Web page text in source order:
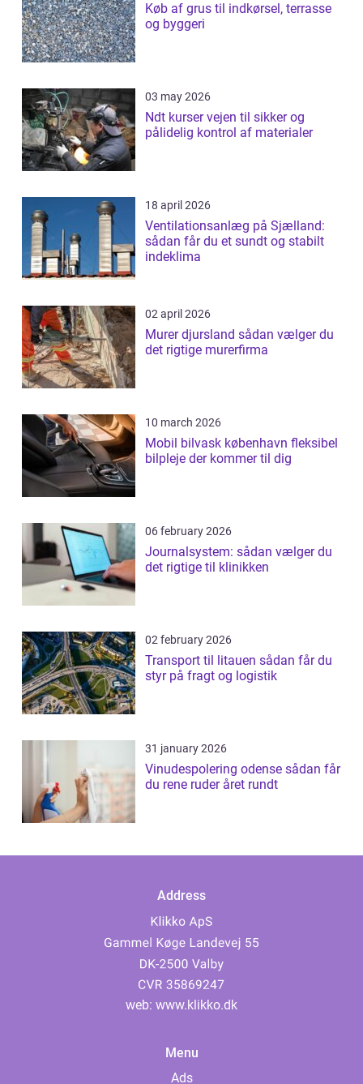
Køb af grus til indkørsel, terrasse
og byggeri
03 may 2026
Ndt kurser vejen til sikker og
pålidelig kontrol af materialer
18 april 2026
Ventilationsanlæg på Sjælland:
sådan får du et sundt og stabilt
indeklima
02 april 2026
Murer djursland sådan vælger du
det rigtige murerfirma
10 march 2026
Mobil bilvask københavn fleksibel
bilpleje der kommer til dig
06 february 2026
Journalsystem: sådan vælger du
det rigtige til klinikken
02 february 2026
Transport til litauen sådan får du
styr på fragt og logistik
31 january 2026
Vinudespolering odense sådan får
du rene ruder året rundt
Address
web: www.klikko.dk
Menu
Ads